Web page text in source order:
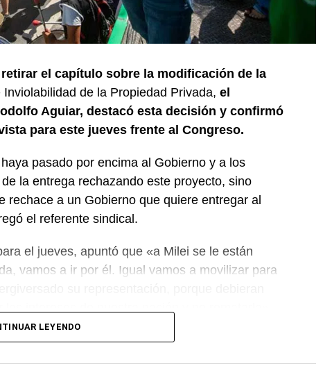
el capítulo sobre la modificación de la
de la Propiedad Privada, el
Aguiar, destacó esta decisión y confirmó
para este jueves frente al Congreso.
pasado por encima al Gobierno y a los
la entrega rechazando este proyecto, sino
a un Gobierno que quiere entregar al
el referente sindical.
el jueves, apuntó que «a Milei se le están
vamos a ir por él. Igual vamos a movilizar para
Quedó demostrado que solo estando en la
LEYENDO